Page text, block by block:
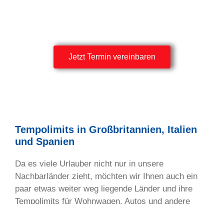
Jetzt Termin vereinbaren
Tempolimits in Großbritannien, Italien
und Spanien
Da es viele Urlauber nicht nur in unsere
Nachbarländer zieht, möchten wir Ihnen auch ein
paar etwas weiter weg liegende Länder und ihre
Tempolimits für Wohnwagen, Autos und andere